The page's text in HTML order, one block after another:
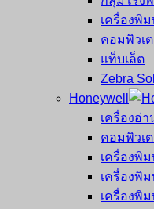
เครื่องพิ
คอมพิวเ
แท็บเล็ต
Zebra
Honeywell
เครื่องอ่
คอมพิวเ
เครื่องพิ
เครื่องพิ
เครื่องพิ